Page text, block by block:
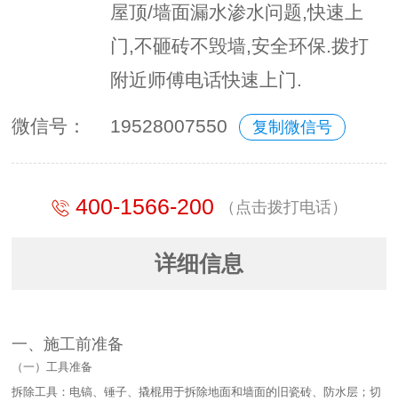
屋顶/墙面漏水渗水问题,快速上
门,不砸砖不毁墙,安全环保.拨打
附近师傅电话快速上门.
微信号： 19528007550 复制微信号
400-1566-200 （点击拨打电话）
详细信息
一、施工前准备​
（一）工具准备​
拆除工具：电镐、锤子、撬棍用于拆除地面和墙面的旧瓷砖、防水层；切